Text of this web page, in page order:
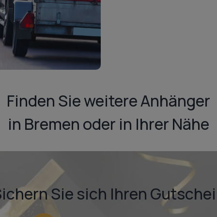
Finden Sie weitere Anhänger
in Bremen oder in Ihrer Nähe
Sie sich Ihren